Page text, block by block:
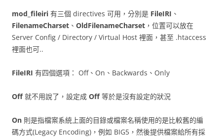
mod_fileiri 有三個 directives 可用，分別是 FileIRI 、
FilenameCharset 、 OldFilenameCharset ，位置可以放在
Server Config / Directory / Virtual Host 裡面，甚至 .htaccess
裡面也可..
FileIRI 有四個選項： Off、On、Backwards、Only
Off就不用說了，設定成 Off等於是沒有設定的狀況
On 則是指檔案系統上面的目錄或檔案名稱使用的是比較舊的編
碼方式(Legacy Encoding)，例如 BIG5，然後提供檔案給所有採